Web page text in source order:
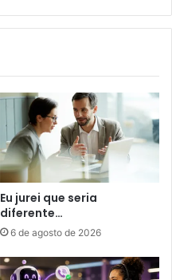
Eu jurei que seria
diferente…
6 de agosto de 2026